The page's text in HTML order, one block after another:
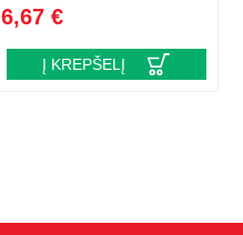
6,67 €
Į KREPŠELĮ